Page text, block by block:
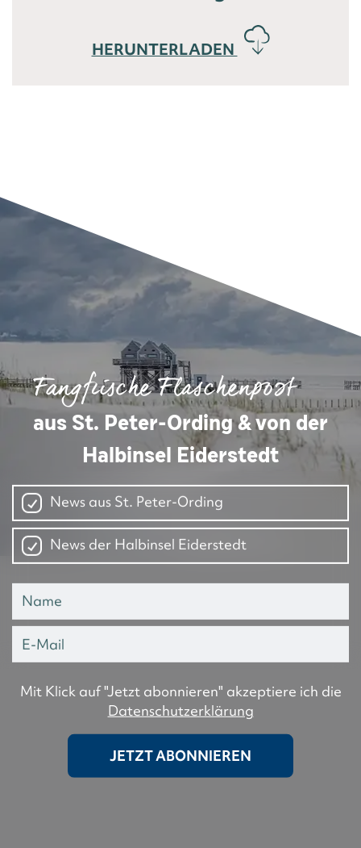
HERUNTERLADEN
Fangfrische Flaschenpost
aus St. Peter-Ording & von der
Halbinsel Eiderstedt
News aus St. Peter-Ording
News der Halbinsel Eiderstedt
Mit Klick auf "Jetzt abonnieren" akzeptiere ich die
Datenschutzerklärung